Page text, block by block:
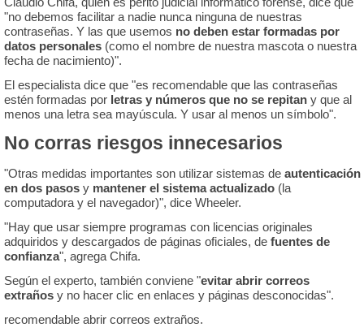
"no debemos facilitar a nadie nunca ninguna de nuestras
contraseñas. Y las que usemos no deben estar formadas por
datos personales(como el nombre de nuestra mascota o nuestra
fecha de nacimiento)".
El especialista dice que "es recomendable que las contraseñas
estén formadas porletras y números que no se repitany que al
menos una letra sea mayúscula. Y usar al menos un símbolo".
No corras riesgos innecesarios
"Otras medidas importantes son utilizar sistemas deautenticación
en dos pasosy mantener el sistema actualizado(la
computadora y el navegador)", dice Wheeler.
"Hay que usar siempre programas con licencias originales
adquiridos y descargados de páginas oficiales, de fuentes de
confianza", agrega Chifa.
Según el experto, también conviene "evitar abrir correos
extraños y no hacer clic en enlaces y páginas desconocidas".
recomendable abrir correos extraños.